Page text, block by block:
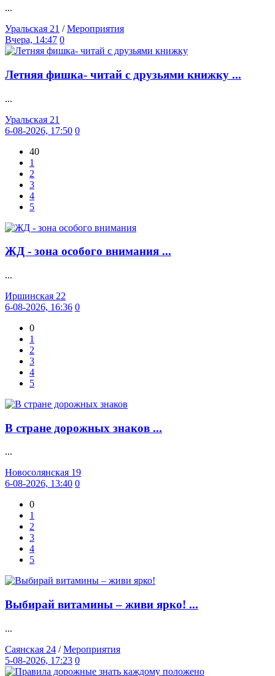
...
Уральская 21 /Мероприятия
Вчера, 14:47 0
Летняя фишка- читай с друзьями книжку ...
...
Уральская 21
6-08-2026, 17:50 0
40
1
2
3
4
5
ЖД - зона особого внимания ...
...
Иршинская 22
6-08-2026, 16:36 0
0
1
2
3
4
5
В стране дорожных знаков ...
...
Новосолянская 19
6-08-2026, 13:40 0
0
1
2
3
4
5
Выбирай витамины – живи ярко! ...
...
Саянская 24 /Мероприятия
5-08-2026, 17:23 0